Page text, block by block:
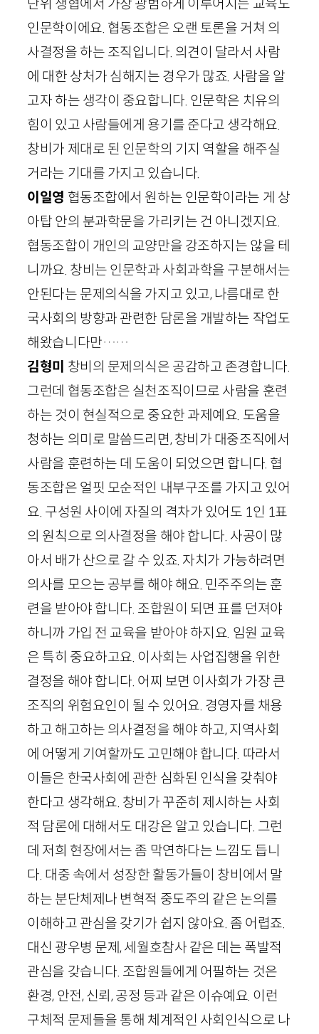
인문학이에요. 협동조합은 오랜 토론을 거쳐 의
사결정을 하는 조직입니다. 의견이 달라서 사람
에 대한 상처가 심해지는 경우가 많죠. 사람을 알
고자 하는 생각이 중요합니다. 인문학은 치유의
힘이 있고 사람들에게 용기를 준다고 생각해요.
창비가 제대로 된 인문학의 기지 역할을 해주실
거라는 기대를 가지고 있습니다.
이일영 협동조합에서 원하는 인문학이라는 게 상
아탑 안의 분과학문을 가리키는 건 아니겠지요.
협동조합이 개인의 교양만을 강조하지는 않을 테
니까요. 창비는 인문학과 사회과학을 구분해서는
안된다는 문제의식을 가지고 있고, 나름대로 한
국사회의 방향과 관련한 담론을 개발하는 작업도
해왔습니다만……
김형미 창비의 문제의식은 공감하고 존경합니다.
그런데 협동조합은 실천조직이므로 사람을 훈련
하는 것이 현실적으로 중요한 과제예요. 도움을
청하는 의미로 말씀드리면, 창비가 대중조직에서
사람을 훈련하는 데 도움이 되었으면 합니다. 협
동조합은 얼핏 모순적인 내부구조를 가지고 있어
요. 구성원 사이에 자질의 격차가 있어도 1 인 1표
의 원칙으로 의사결정을 해야 합니다. 사공이 많
아서 배가 산으로 갈 수 있죠. 자치가 가능하려면
의사를 모으는 공부를 해야 해요. 민주주의는 훈
련을 받아야 합니다. 조합원이 되면 표를 던져야
하니까 가입 전 교육을 받아야 하지요. 임원 교육
은 특히 중요하고요. 이사회는 사업집행을 위한
결정을 해야 합니다. 어찌 보면 이사회가 가장 큰
조직의 위험요인이 될 수 있어요. 경영자를 채용
하고 해고하는 의사결정을 해야 하고, 지역사회
에 어떻게 기여할까도 고민해야 합니다. 따라서
이들은 한국사회에 관한 심화된 인식을 갖춰야
한다고 생각해요. 창비가 꾸준히 제시하는 사회
적 담론에 대해서도 대강은 알고 있습니다. 그런
데 저희 현장에서는 좀 막연하다는 느낌도 듭니
다. 대중 속에서 성장한 활동가들이 창비에서 말
하는 분단체제나 변혁적 중도주의 같은 논의를
이해하고 관심을 갖기가 쉽지 않아요. 좀 어렵죠.
대신 광우병 문제, 세월호참사 같은 데는 폭발적
관심을 갖습니다. 조합원들에게 어필하는 것은
환경, 안전, 신뢰, 공정 등과 같은 이슈예요. 이런
구체적 문제들을 통해 체계적인 사회인식으로 나